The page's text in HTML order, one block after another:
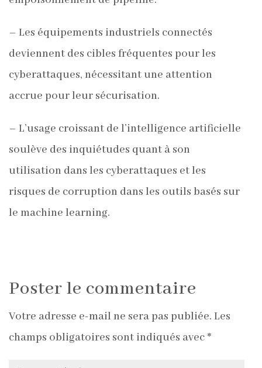
– Les équipements industriels connectés
deviennent des cibles fréquentes pour les
cyberattaques, nécessitant une attention
accrue pour leur sécurisation.
– L’usage croissant de l’intelligence artificielle
soulève des inquiétudes quant à son
utilisation dans les cyberattaques et les
risques de corruption dans les outils basés sur
le machine learning.
Poster le commentaire
Votre adresse e-mail ne sera pas publiée. Les
champs obligatoires sont indiqués avec *